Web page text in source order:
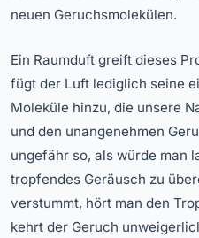
neuen Geruchsmolekülen.
Ein Raumduft greift dieses
fügt der Luft lediglich seine
Moleküle hinzu, die unsere
und den unangenehmen
ungefähr so, als würde man
tropfendes Geräusch zu
verstummt, hört man den
kehrt der Geruch